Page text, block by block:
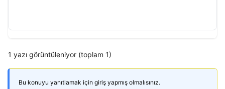
1 yazı görüntüleniyor (toplam 1)
Bu konuyu yanıtlamak için giriş yapmış olmalısınız.